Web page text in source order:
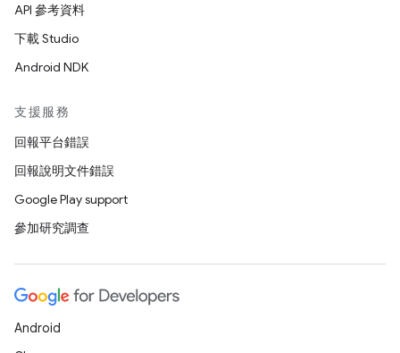
API 參考資料
下載 Studio
Android NDK
支援服務
回報平台錯誤
回報說明文件錯誤
Google Play support
參加研究調查
Android